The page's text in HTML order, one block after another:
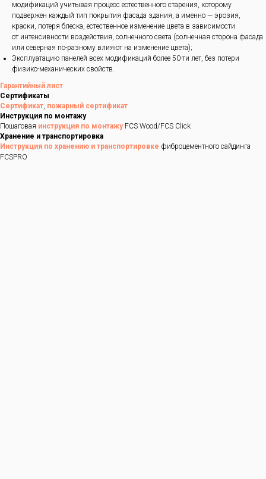
модификаций учитывая процесс естественного старения, которому
подвержен каждый тип покрытия фасада здания, а именно — эрозия,
краски, потеря блеска, естественное изменение цвета в зависимости
от интенсивности воздействия, солнечного света (солнечная сторона фасада
или северная по-разному влияют на изменение цвета);
Эксплуатацию панелей всех модификаций более 50-ти лет, без потери
физико-механических свойств.
Гарантийный лист
Сертификаты
Сертификат, пожарный сертификат
Инструкция по монтажу
Пошаговая инструкция по монтажуFCS Wood/FCS Click
Хранение и транспортировка
Инструкция по хранению и транспортировке фиброцементного сайдинга
FCSPRO